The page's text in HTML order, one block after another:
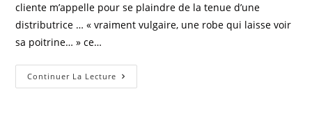
cliente m’appelle pour se plaindre de la tenue d’une
distributrice … « vraiment vulgaire, une robe qui laisse voir
sa poitrine… » ce…
Continuer La Lecture